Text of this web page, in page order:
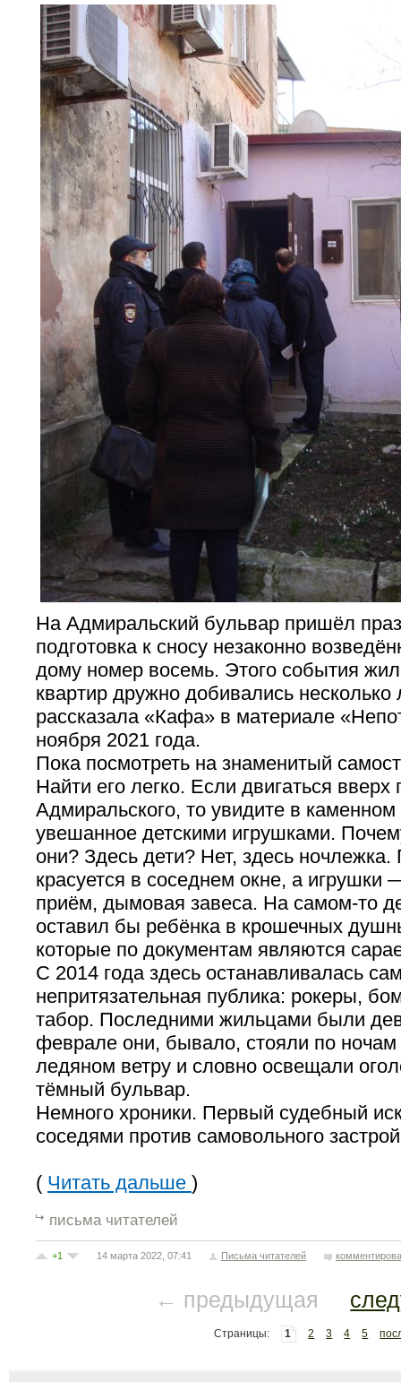
На Адмиральский бульвар пришёл
подготовка к сносу незаконно
дому номер восемь. Этого события
квартир дружно добивались несколько
рассказала «Кафа» в материале
ноября 2021 года.
Пока посмотреть на знаменитый
Найти его легко. Если двигаться вверх
Адмиральского, то увидите в каменном
увешанное детскими игрушками.
они? Здесь дети? Нет, здесь
красуется в соседнем окне, а игрушки
приём, дымовая завеса. На самом-то
оставил бы ребёнка в крошечных
которые по документам являются
С 2014 года здесь останавливалась
непритязательная публика: рокеры,
табор. Последними жильцами были
феврале они, бывало, стояли по ночам
ледяном ветру и словно освещали
тёмный бульвар.
Немного хроники. Первый судебный
соседями против самовольного
( Читать дальше )
письма читателей
+1 14 марта 2022, 07:41 Письма читателей
← предыдущая
Страницы: 1 2 3 4 5